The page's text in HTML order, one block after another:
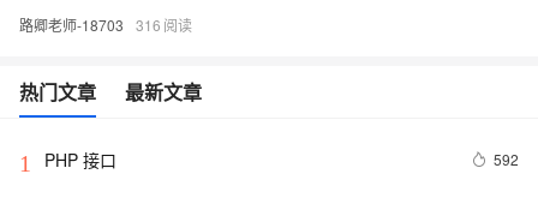
路卿老师-18703 316
热门文章 最新文章
1 PHP 接口 592